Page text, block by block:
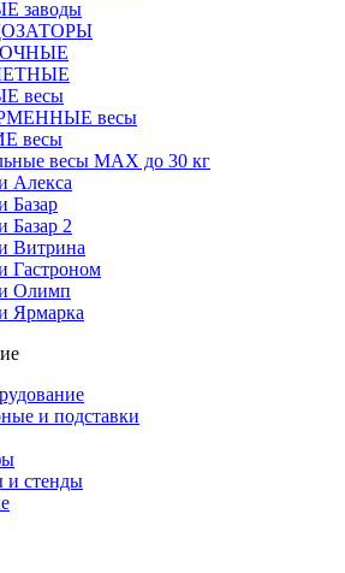
заводы
весы
весы
весы
весы MAX до 30 кг
Алекса
Базар
Базар 2
Витрина
Гастроном
Олимп
Ярмарка
и подставки
стенды